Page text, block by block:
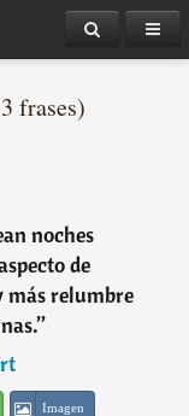
frases)
noches
de
más relumbre
”
Imagen